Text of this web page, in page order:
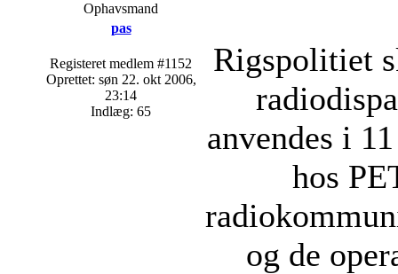
Ophavsmand
pas
Registeret medlem #1152
Oprettet: søn 22. okt 2006,
23:14
Indlæg: 65
Rigspolitiet
anvendes i
hos
og de